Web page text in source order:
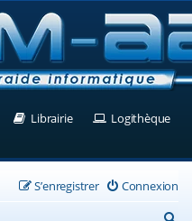
un nouvel onglet)
Librairie(Ouvre un nouvel
Logithèque
Connexion
S’enregistrer